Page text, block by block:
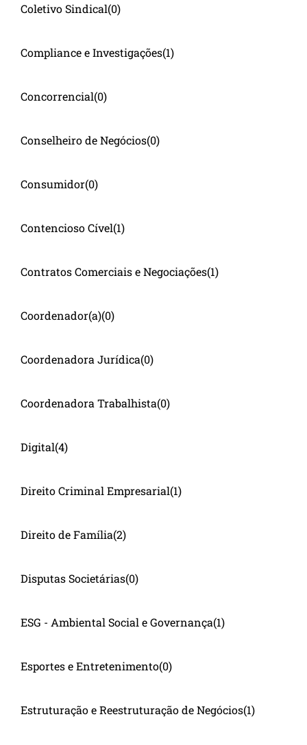
Coletivo Sindical(0)
Compliance e Investigações(1)
Concorrencial(0)
Conselheiro de Negócios(0)
Consumidor(0)
Contencioso Cível(1)
Contratos Comerciais e Negociações(1)
Coordenador(a)(0)
Coordenadora Jurídica(0)
Coordenadora Trabalhista(0)
Digital(4)
Direito Criminal Empresarial(1)
Direito de Família(2)
Disputas Societárias(0)
ESG - Ambiental Social e Governança(1)
Esportes e Entretenimento(0)
Estruturação e Reestruturação de Negócios(1)